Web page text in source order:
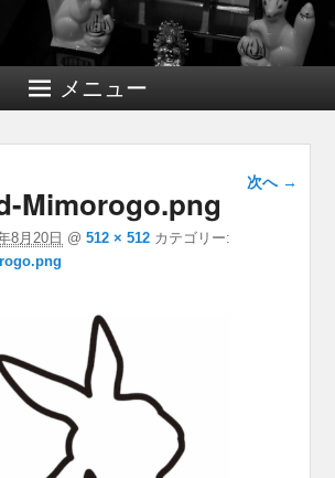
メニュー
画像ナ
ビゲー
次へ →
Mimorogo.png
8月20日 @512 × 512 カテゴリー: